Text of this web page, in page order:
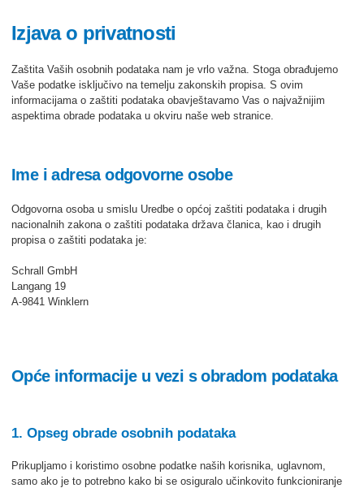
Izjava o privatnosti
Zaštita Vaših osobnih podataka nam je vrlo važna. Stoga obrađujemo
Vaše podatke isključivo na temelju zakonskih propisa. S ovim
informacijama o zaštiti podataka obavještavamo Vas o najvažnijim
aspektima obrade podataka u okviru naše web stranice.
Ime i adresa odgovorne osobe
Odgovorna osoba u smislu Uredbe o općoj zaštiti podataka i drugih
nacionalnih zakona o zaštiti podataka država članica, kao i drugih
propisa o zaštiti podataka je:
Schrall GmbH
Langang 19
A-9841 Winklern
Opće informacije u vezi s obradom podataka
1. Opseg obrade osobnih podataka
Prikupljamo i koristimo osobne podatke naših korisnika, uglavnom,
samo ako je to potrebno kako bi se osiguralo učinkovito funkcioniranje